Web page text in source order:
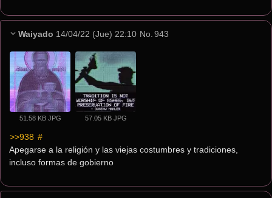
Waiyado 14/04/22 (Jue) 22:10 No. 943
51.58 KB JPG 57.05 KB JPG
>>938 #
Apegarse a la religión y las viejas costumbres y tradiciones,
incluso formas de gobierno